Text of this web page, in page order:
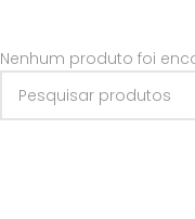
Nenhum produto foi